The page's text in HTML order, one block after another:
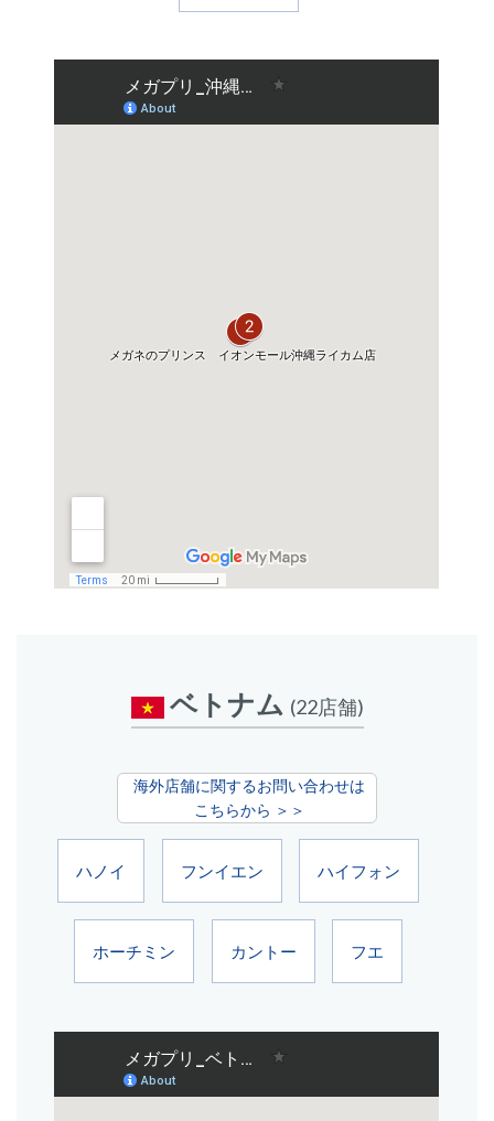
ベトナム (22店舗)
海外店舗に関するお問い合わせは
こちらから ＞＞
ハノイ フンイエン ハイフォン
ホーチミン カントー フエ